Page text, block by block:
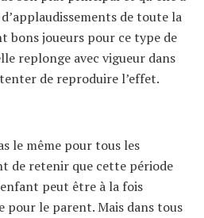
de toute la
bons joueurs pour ce type de
replonge avec vigueur dans
de reproduire l’effet.
le même pour tous les
de retenir que cette période
peut être à la fois
le parent. Mais dans tous